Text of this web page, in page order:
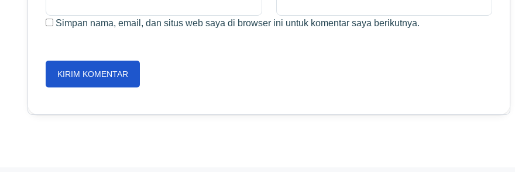
Simpan nama, email, dan situs web saya di browser ini untuk komentar saya berikutnya.